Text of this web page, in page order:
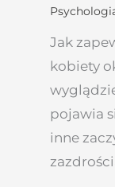
Jak
kobiety
pojawia
inne